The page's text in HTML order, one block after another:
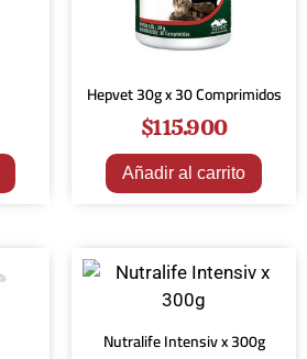
Hepvet 30g x 30 Comprimidos
$115.900
Añadir al carrito
Nutralife Intensiv x 300g